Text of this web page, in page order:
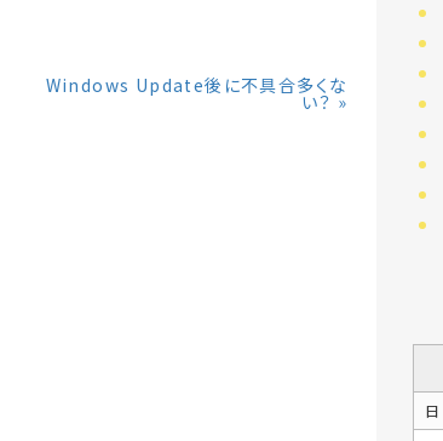
Windows Update後に不具合多くな
い？ »
日